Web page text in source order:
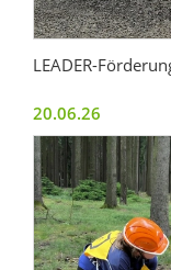
LEADER-
20.06.26